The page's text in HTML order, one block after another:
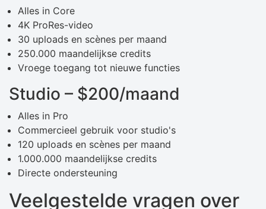
Alles in Core
4K ProRes-video
30 uploads en scènes per maand
250.000 maandelijkse credits
Vroege toegang tot nieuwe functies
Studio – $200/maand
Alles in Pro
Commercieel gebruik voor studio's
120 uploads en scènes per maand
1.000.000 maandelijkse credits
Directe ondersteuning
Veelgestelde vragen over